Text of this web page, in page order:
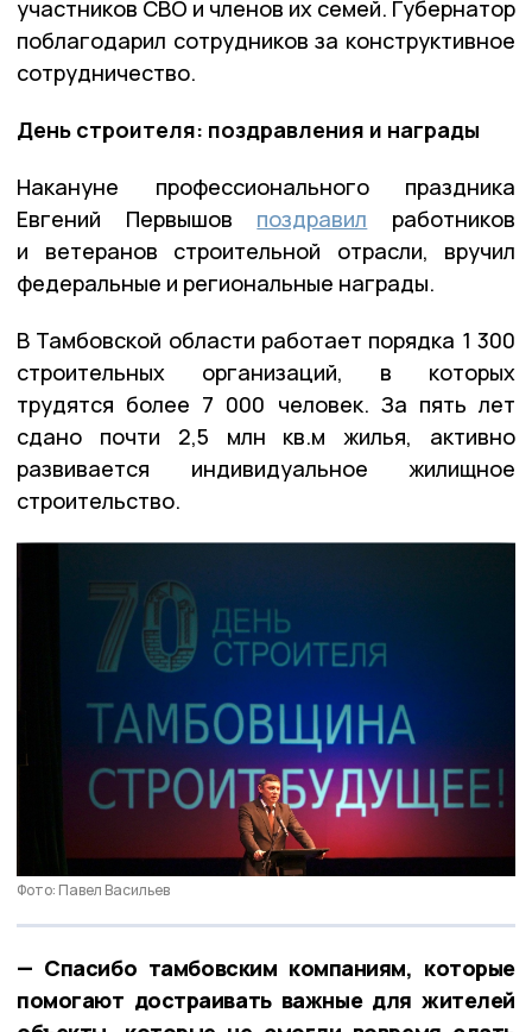
участников СВО и членов их семей. Губернатор
поблагодарил сотрудников за конструктивное
сотрудничество.
День строителя: поздравления и награды
Накануне профессионального праздника
Евгений Первышов поздравил работников
и ветеранов строительной отрасли, вручил
федеральные и региональные награды.
В Тамбовской области работает порядка 1 300
строительных организаций, в которых
трудятся более 7 000 человек. За пять лет
сдано почти 2,5 млн кв.м жилья, активно
развивается индивидуальное жилищное
строительство.
Фото: Павел Васильев
— Спасибо тамбовским компаниям, которые
помогают достраивать важные для жителей